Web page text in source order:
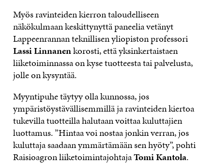
Myös ravinteiden kierron taloudelliseen
näkökulmaan keskittynyttä paneelia vetänyt
Lappeenrannan teknillisen yliopiston professori
Lassi Linnanenkorosti, että yksinkertaistaen
liiketoiminnassa on kyse tuotteesta tai palvelusta,
jolle on kysyntää.
Myyntipuhe täytyy olla kunnossa, jos
ympäristöystävällisemmillä ja ravinteiden kiertoa
tukevilla tuotteilla halutaan voittaa kuluttajien
luottamus. ”Hintaa voi nostaa jonkin verran, jos
kuluttaja saadaan ymmärtämään sen hyöty”, pohti
Raisioagron liiketoimintajohtajaTomi Kantola.